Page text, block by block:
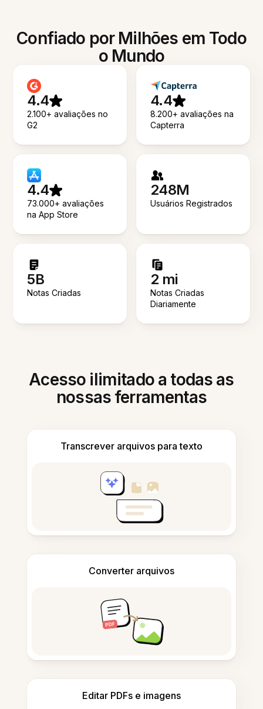
Confiado por Milhões em Todo
o Mundo
4.4
2.100+ avaliações no
G2
4.4
8.200+ avaliações na
Capterra
4.4
73.000+ avaliações
na App Store
248M
Usuários Registrados
5B
Notas Criadas
2 mi
Notas Criadas
Diariamente
Acesso ilimitado a todas as
nossas ferramentas
Transcrever arquivos para texto
Converter arquivos
Editar PDFs e imagens